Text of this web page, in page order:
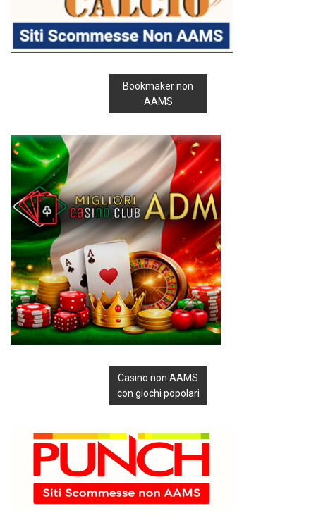
Bookmaker non
AAMS
Casino non AAMS
con giochi popolari